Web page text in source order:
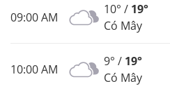
09:00 AM
10° / 19°
Có Mây
10:00 AM
9° / 19°
Có Mây